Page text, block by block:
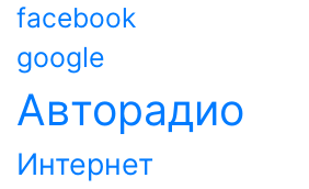
facebook
google
Авторадио
Интернет